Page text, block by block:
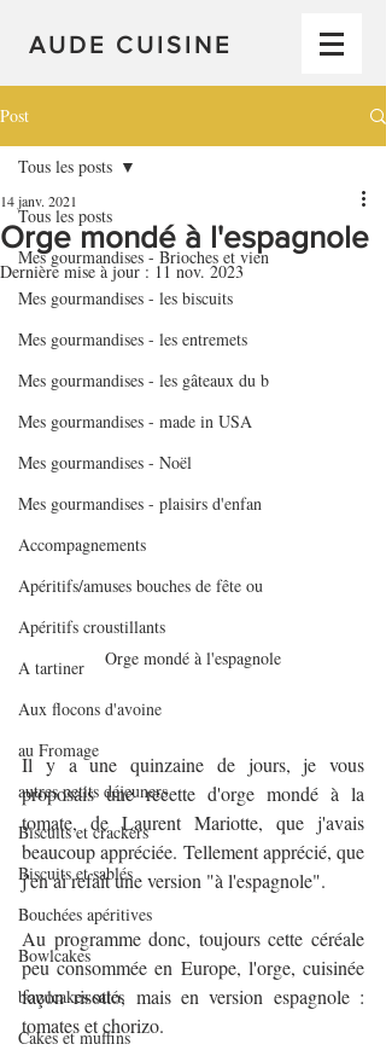
AUDE CUISINE
Post
Tous les posts
Mes gourmandises - Brioches et vien
Mes gourmandises - les biscuits
Mes gourmandises - les entremets
Mes gourmandises - les gâteaux du b
Mes gourmandises - made in USA
Mes gourmandises - Noël
Mes gourmandises - plaisirs d'enfan
Accompagnements
Apéritifs/amuses bouches de fête ou
Apéritifs croustillants
A tartiner
Aux flocons d'avoine
au Fromage
autres petits déjeuners
Biscuits et crackers
Biscuits et sablés
Bouchées apéritives
Bowlcakes
bowlcakes salés
Cakes et muffins
Tous les posts
Orge mondé à l'espagnole
14 janv. 2021
Dernière mise à jour : 11 nov. 2023
Orge mondé à l'espagnole
Il y a une quinzaine de jours, je vous
proposais une recette d'orge mondé à la
tomate, de Laurent Mariotte, que j'avais
beaucoup appréciée. Tellement apprécié, que
j'en ai refait une version "à l'espagnole".
Au programme donc, toujours cette céréale
peu consommée en Europe, l'orge, cuisinée
façon risotto, mais en version espagnole :
tomates et chorizo.